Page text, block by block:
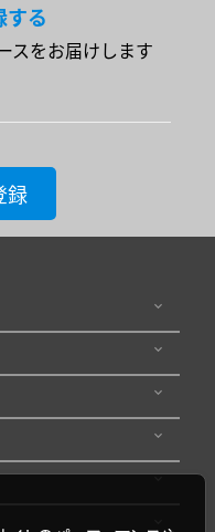
する
スをお届けします
録